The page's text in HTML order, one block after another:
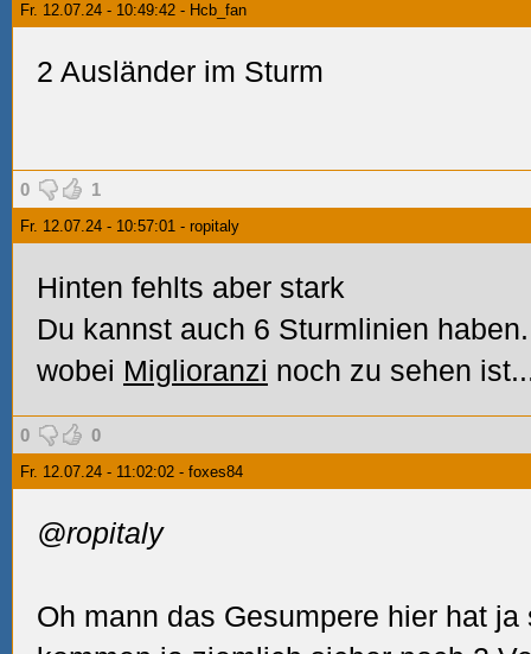
Fr. 12.07.24 - 10:49:42 - Hcb_fan
2 Ausländer im Sturm
0 1
Fr. 12.07.24 - 10:57:01 - ropitaly
Hinten fehlts aber stark
Du kannst auch 6 Sturmlinien
wobei Miglioranzi noch zu sehen
0 0
Fr. 12.07.24 - 11:02:02 - foxes84
@ropitaly
Oh mann das Gesumpere hier hat